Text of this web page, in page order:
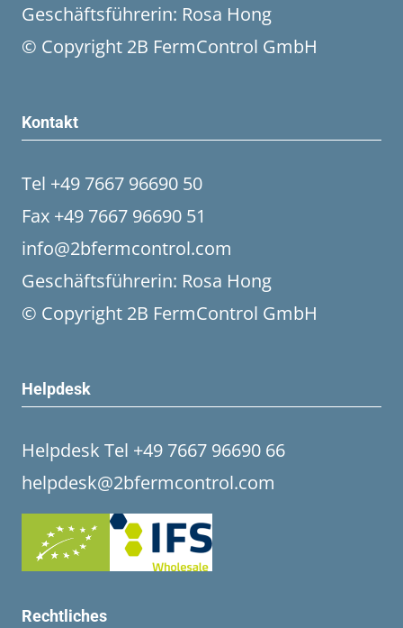
Geschäftsführerin: Rosa Hong
© Copyright 2B FermControl GmbH
Kontakt
Tel +49 7667 96690 50
Fax +49 7667 96690 51
info@2bfermcontrol.com
Geschäftsführerin: Rosa Hong
© Copyright 2B FermControl GmbH
Helpdesk
Helpdesk Tel +49 7667 96690 66
helpdesk@2bfermcontrol.com
Rechtliches